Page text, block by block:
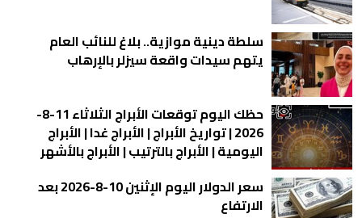
سلطة دينية موازية.. بلاغ للنائب العام
يتهم سيدات واقعة سيزلر بالإرهاب
حظك اليوم توقعات الأبراج الثلاثاء 11-8-
2026 | تواريخ الأبراج | الأبراج غدا | الأبراج
اليومية | الأبراج بالترتيب | الأبراج بالأشهر
سعر الدولار اليوم الإثنين 10-8-2026 بعد
الارتفاع